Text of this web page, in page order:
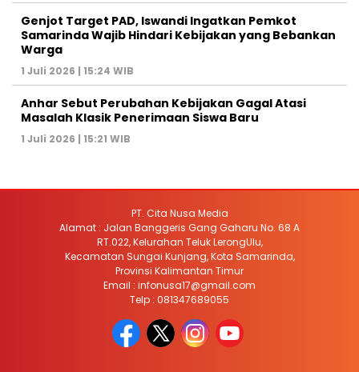
Genjot Target PAD, Iswandi Ingatkan Pemkot
Samarinda Wajib Hindari Kebijakan yang Bebankan
Warga
1 Juli 2026 | 15:24 WIB
Anhar Sebut Perubahan Kebijakan Gagal Atasi
Masalah Klasik Penerimaan Siswa Baru
1 Juli 2026 | 15:21 WIB
PT. Cita Nusa Media
Alamat : Jalan Banggeris Gang Gaharu No. 68 A
RT.022, Kelurahan Teluk LerongUlu,
Kecamatan Sungai Kunjang, Kota Samarinda,
Provinsi Kalimantan Timur
Email : infonusa17@gmail.com
Telp : 081347689055